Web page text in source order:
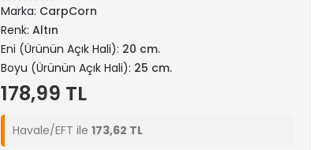
Marka: CarpCorn
Renk:Altın
Eni (Ürünün Açık Hali): 20 cm.
Boyu (Ürünün Açık Hali): 25 cm.
178,99 TL
Havale/EFT ile173,62 TL